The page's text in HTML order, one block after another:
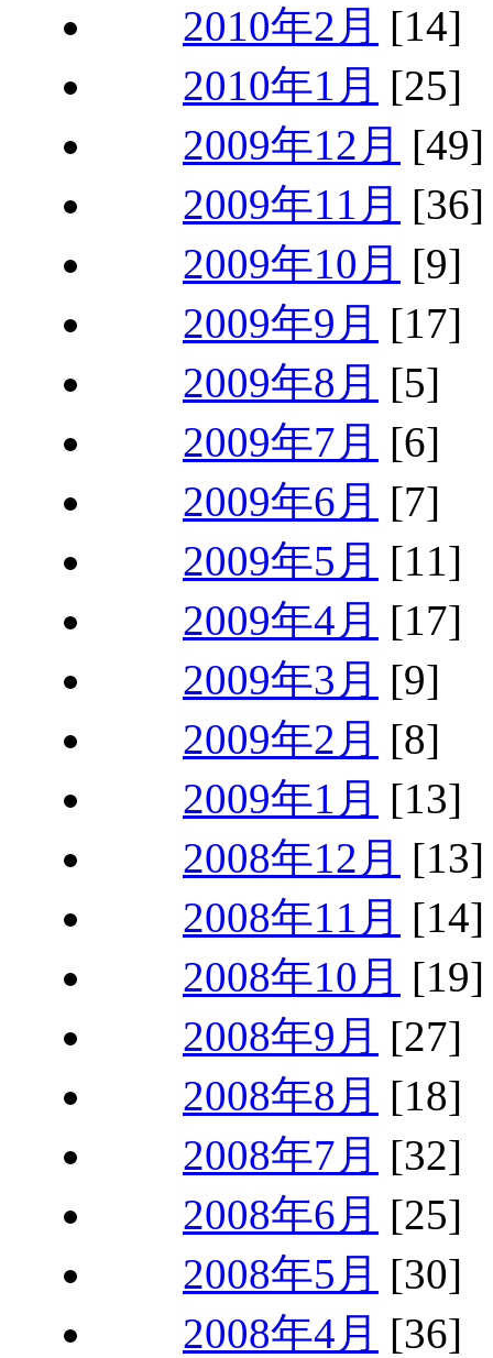
2010年2月 [14]
2010年1月 [25]
2009年12月 [49]
2009年11月 [36]
2009年10月 [9]
2009年9月 [17]
2009年8月 [5]
2009年7月 [6]
2009年6月 [7]
2009年5月 [11]
2009年4月 [17]
2009年3月 [9]
2009年2月 [8]
2009年1月 [13]
2008年12月 [13]
2008年11月 [14]
2008年10月 [19]
2008年9月 [27]
2008年8月 [18]
2008年7月 [32]
2008年6月 [25]
2008年5月 [30]
2008年4月 [36]